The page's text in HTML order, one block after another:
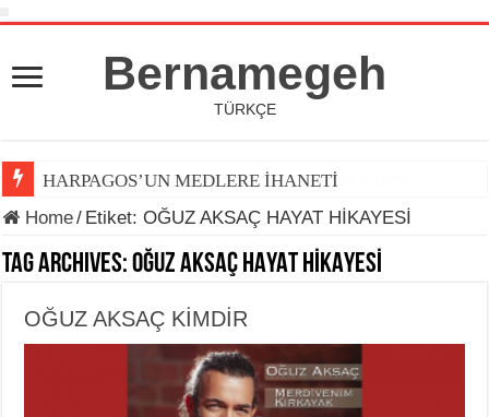
Bernamegeh
TÜRKÇE
HARPAGOS’UN MEDLERE İHANETİ
Home/ Etiket:OĞUZ AKSAÇ HAYAT HİKAYESİ
Tag Archives:OĞUZ AKSAÇ HAYAT HİKAYESİ
OĞUZ AKSAÇ KİMDİR